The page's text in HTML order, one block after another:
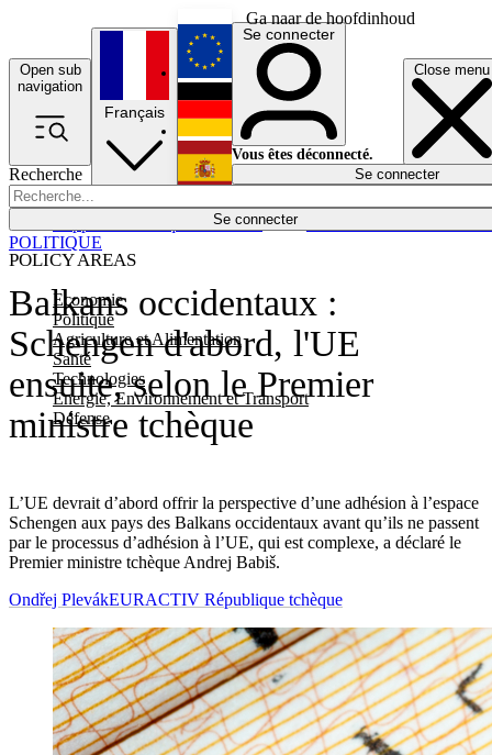
Ga naar de hoofdinhoud
Open sub
navigation
Close menu
Recherche
Se connecter
POLICY AREAS
Economie
Politique
Agriculture et Alimentation
Santé
Technologies
Energie, Environnement et Transport
Défense
Économie
Français
English
Deutsch
Español
Se connecter
Vous êtes déconnecté.
Se connecter
Balkans occidentaux :
Schengen d'abord, l'UE
ensuite, selon le Premier
ministre tchèque
L’UE devrait d’abord offrir la perspective d’une adhésion à l’espace
Schengen aux pays des Balkans occidentaux avant qu’ils ne passent
par le processus d’adhésion à l’UE, qui est complexe, a déclaré le
Premier ministre tchèque Andrej Babiš.
POLITIQUE
Ondřej PlevákEURACTIV République tchèque